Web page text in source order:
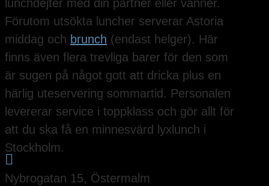
lunchdejter med din partner eller vänner.
Förutom utsökta luncher serverar Astoria
middag och brunch (endast helger). Här
finns även flera trevliga barer för den som
är sugen på något gott att dricka plus en
härlig uteservering sommartid. Personalen
levererar service i toppklass och gör allt för
att du ska få en minnesvärd lyxlunch i
Stockholm.

Nybrogatan 15, Östermalm